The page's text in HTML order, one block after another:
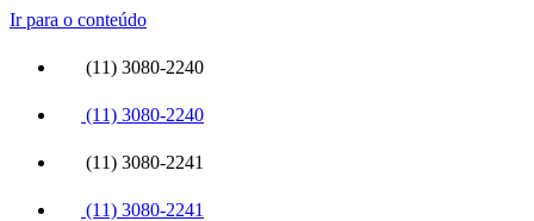
Ir para o conteúdo
(11) 3080-2240
(11) 3080-2240
(11) 3080-2241
(11) 3080-2241